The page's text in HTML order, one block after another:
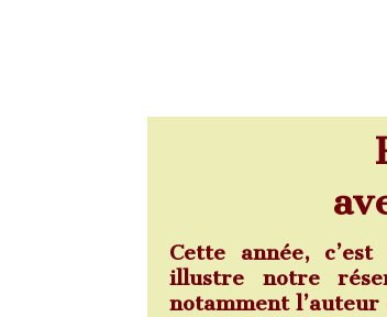
Cette année, c’est
illustre notre
notamment l’auteur